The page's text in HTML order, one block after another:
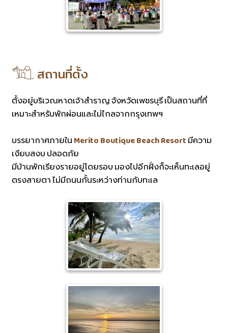
สถานที่ตั้ง
ตั้งอยู่บริเวณหาดเจ้าสำราญ จังหวัดเพชรบุรี เป็นสถานที่ที่
เหมาะสำหรับพักผ่อนและไม่ไกลจากกรุงเทพฯ
บรรยากาศภายในMerito Boutique Beach Resortมีความ
เงียบสงบ ปลอดภัย
มีบ้านพักเรียงรายอยู่โดยรอบ มองไปอีกฝั่งก็จะเห็นทะเลอยู่
ตรงสายตา ไม่มีถนนกั้นระหว่างท่านกับทะเล